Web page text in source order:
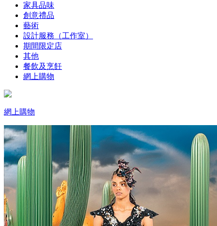
家具品味
創意禮品
藝術
設計服務（工作室）
期間限定店
其他
餐飲及烹飪
網上購物
網上購物